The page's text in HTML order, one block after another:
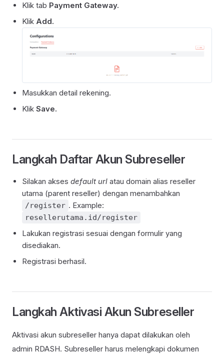
Klik tab Payment Gateway.
Klik Add.
Masukkan detail rekening.
Klik Save.
Langkah Daftar Akun Subreseller
Silakan akses default url atau domain alias reseller
utama (parent reseller) dengan menambahkan
/register . Example:
resellerutama.id/register
Lakukan registrasi sesuai dengan formulir yang
disediakan.
Registrasi berhasil.
Langkah Aktivasi Akun Subreseller
Aktivasi akun subreseller hanya dapat dilakukan oleh
admin RDASH. Subreseller harus melengkapi dokumen